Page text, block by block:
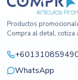
Productos
Compra al detal,
WhatsApp